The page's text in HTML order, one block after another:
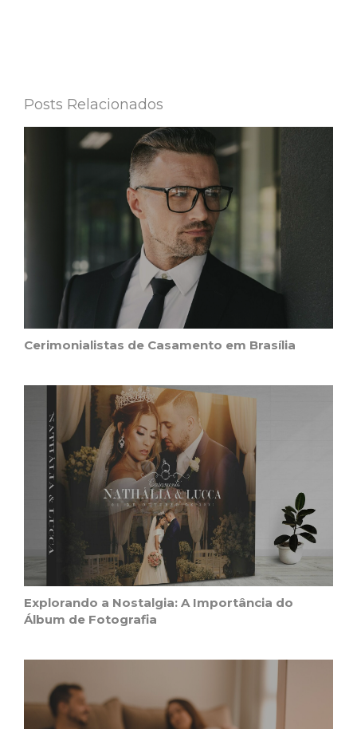
Posts Relacionados
Cerimonialistas de Casamento em Brasília
Explorando a Nostalgia: A Importância do
Álbum de Fotografia